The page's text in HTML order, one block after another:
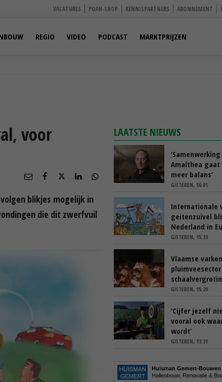
VACATURES POAH-SHOP KENNISPARTNERS ABONNEMENT
REGIO VIDEO PODCAST MARKTPRIJZEN
voor
blikjes mogelijk in
die dit zwerfvuil
LAATSTE NIEUWS
Amalthea gaat
meer balans’
GISTEREN, 16:01
Internationale
geitenzuivel
Nederland in
GISTEREN, 15:33
Vlaamse
GISTEREN, 15:20
‘Cijfer jezelf
vooral ook
wordt’
GISTEREN, 13:31
Huisman Gemert-
Hallenbouw, Renovatie &